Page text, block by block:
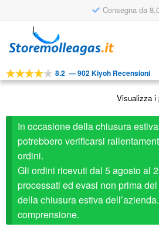
Consegna da
alla
al
STRUMENTI
APPLICAZIONI
SERVIZIO CLIENTI
FAQ
8.2 —902 Kiyoh Recensioni
Visualizza i
In occasione della chiusura
potrebbero verificarsi
ordini.
Gli ordini ricevuti dal 5 agosto al
processati ed evasi non prima
della chiusura estiva
comprensione.